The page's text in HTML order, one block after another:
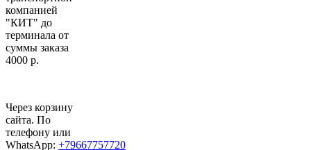
компанией
"КИТ" до
терминала от
суммы заказа
4000 р.
Через корзину
сайта. По
телефону или
WhatsApp: +79667757720